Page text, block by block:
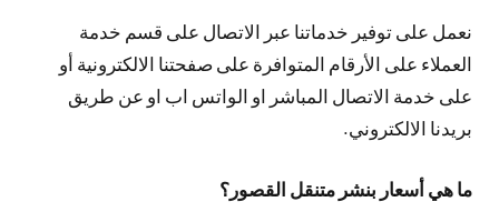
نعمل على توفير خدماتنا عبر الاتصال على قسم خدمة
العملاء على الأرقام المتوافرة على صفحتنا الالكترونية أو
على خدمة الاتصال المباشر او الواتس اب او عن طريق
بريدنا الالكتروني.
ما هي أسعار بنشر متنقل القصور؟